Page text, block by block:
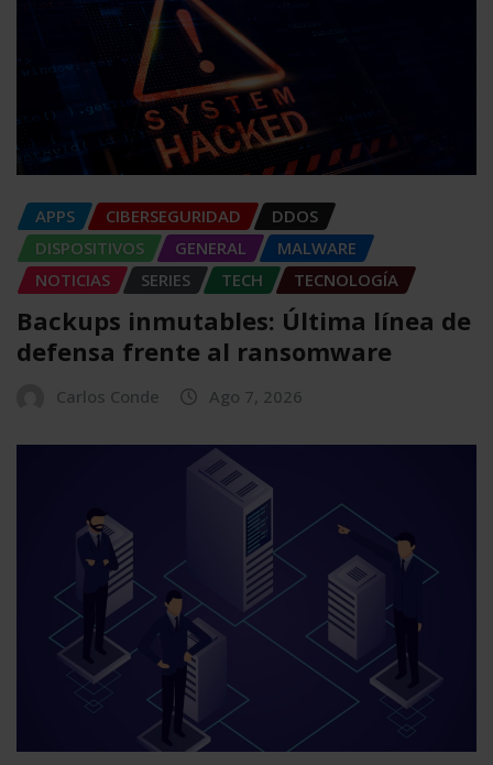
APPS CIBERSEGURIDAD
DDOS
DISPOSITIVOS
GENERAL
MALWARE
NOTICIAS
SERIES TECH TECNOLOGÍA
Backups inmutables: Última línea de
defensa frente al ransomware
Carlos Conde Ago 7, 2026